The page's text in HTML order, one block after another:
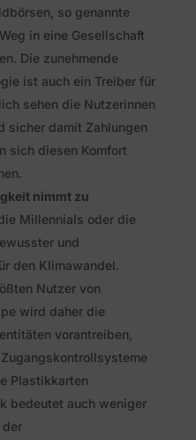
so genannte
in eine Gesellschaft
Die zunehmende
ist auch ein Treiber für
sehen die Nutzerinnen
sicher damit Zahlungen
sich diesen Komfort
nimmt zu
Millennials oder die
und
den Klimawandel.
Nutzer von
wird daher die
vorantreiben,
Plastikkarten
bedeutet auch weniger
der